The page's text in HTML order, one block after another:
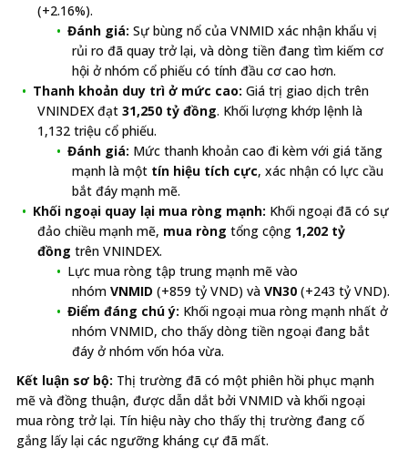
(+2.16%).
Đánh giá: Sự bùng nổ của VNMID xác nhận khẩu vị
rủi ro đã quay trở lại, và dòng tiền đang tìm kiếm cơ
hội ở nhóm cổ phiếu có tính đầu cơ cao hơn.
Thanh khoản duy trì ở mức cao: Giá trị giao dịch trên
VNINDEX đạt 31,250 tỷ đồng. Khối lượng khớp lệnh là
1,132 triệu cổ phiếu.
Đánh giá: Mức thanh khoản cao đi kèm với giá tăng
mạnh là một tín hiệu tích cực, xác nhận có lực cầu
bắt đáy mạnh mẽ.
Khối ngoại quay lại mua ròng mạnh: Khối ngoại đã có sự
đảo chiều mạnh mẽ, mua ròng tổng cộng 1,202 tỷ
đồng trên VNINDEX.
Lực mua ròng tập trung mạnh mẽ vào
nhóm VNMID (+859 tỷ VND) và VN30 (+243 tỷ VND).
Điểm đáng chú ý: Khối ngoại mua ròng mạnh nhất ở
nhóm VNMID, cho thấy dòng tiền ngoại đang bắt
đáy ở nhóm vốn hóa vừa.
Kết luận sơ bộ: Thị trường đã có một phiên hồi phục mạnh
mẽ và đồng thuận, được dẫn dắt bởi VNMID và khối ngoại
mua ròng trở lại. Tín hiệu này cho thấy thị trường đang cố
gắng lấy lại các ngưỡng kháng cự đã mất.